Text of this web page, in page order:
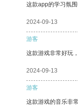
这款app的学习氛
2024-09-13
游客
这款游戏非常好玩
2024-09-13
游客
这款游戏的音乐非